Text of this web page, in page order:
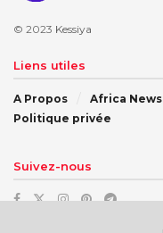
© 2023 Kessiya
Liens utiles
A Propos Africa News
Politique privée
Suivez-nous